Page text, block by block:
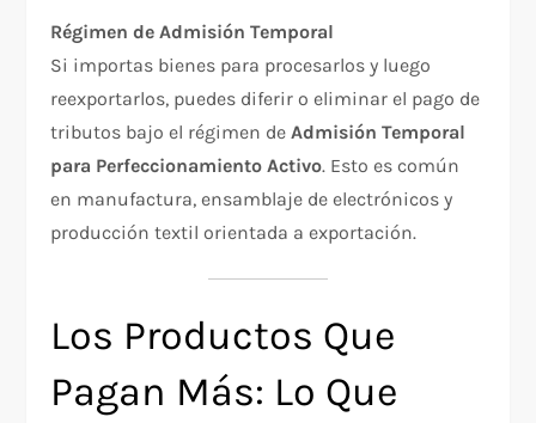
Régimen de Admisión Temporal
Si importas bienes para procesarlos y luego
reexportarlos, puedes diferir o eliminar el pago de
tributos bajo el régimen deAdmisión Temporal
para Perfeccionamiento Activo. Esto es común
en manufactura, ensamblaje de electrónicos y
producción textil orientada a exportación.
Los Productos Que
Pagan Más: Lo Que